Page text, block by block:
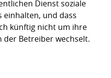
Dienst soziale
einhalten, und dass
künftig nicht um ihre
der Betreiber wechselt.